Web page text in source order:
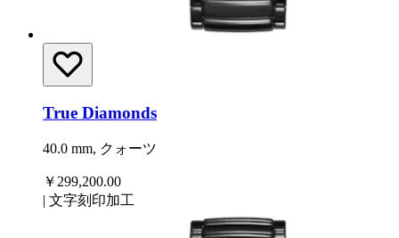
True Diamonds
40.0 mm, クォーツ
￥299,200.00
| 文字刻印加工